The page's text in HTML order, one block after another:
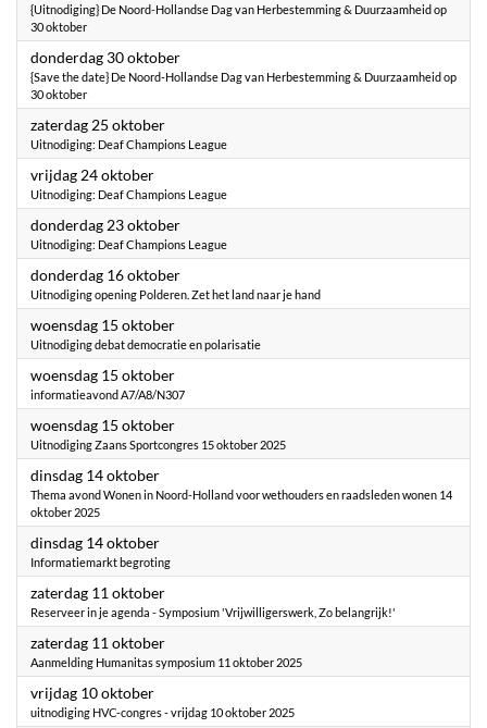
{Uitnodiging} De Noord-Hollandse Dag van Herbestemming & Duurzaamheid op
30 oktober
donderdag 30 oktober2025
{Save the date} De Noord-Hollandse Dag van Herbestemming & Duurzaamheid op
30 oktober
zaterdag 25 oktober2025
Uitnodiging: Deaf Champions League
vrijdag 24 oktober2025
Uitnodiging: Deaf Champions League
donderdag 23 oktober2025
Uitnodiging: Deaf Champions League
donderdag 16 oktober2025
Uitnodiging opening Polderen. Zet het land naar je hand
woensdag 15 oktober2025
Uitnodiging debat democratie en polarisatie
woensdag 15 oktober2025
informatieavond A7/A8/N307
woensdag 15 oktober2025
Uitnodiging Zaans Sportcongres 15 oktober 2025
dinsdag 14 oktober2025
Thema avond Wonen in Noord-Holland voor wethouders en raadsleden wonen 14
oktober 2025
dinsdag 14 oktober2025
Informatiemarkt begroting
zaterdag 11 oktober2025
Reserveer in je agenda - Symposium 'Vrijwilligerswerk, Zo belangrijk!'
zaterdag 11 oktober2025
Aanmelding Humanitas symposium 11 oktober 2025
vrijdag 10 oktober2025
uitnodiging HVC-congres - vrijdag 10 oktober 2025